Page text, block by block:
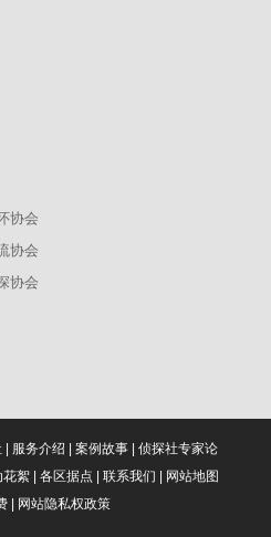
协会
协会
协会
服务介绍 案例故事| 侦探社专家论
花絮| 各区据点 联系我们
网站地图
网站隐私权政策